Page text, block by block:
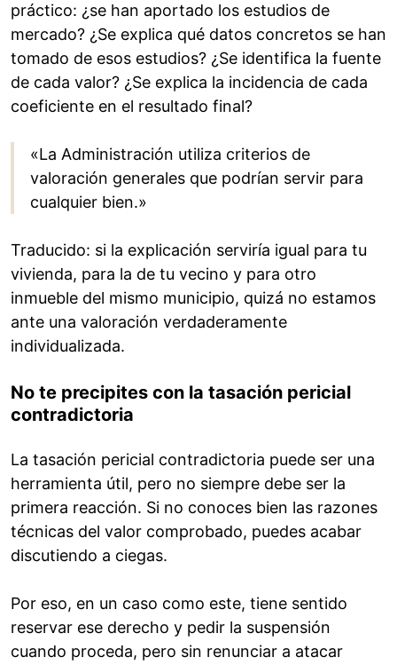
práctico: ¿se han aportado los estudios de
mercado? ¿Se explica qué datos concretos se han
tomado de esos estudios? ¿Se identifica la fuente
de cada valor? ¿Se explica la incidencia de cada
coeficiente en el resultado final?
«La Administración utiliza criterios de
valoración generales que podrían servir para
cualquier bien.»
Traducido: si la explicación serviría igual para tu
vivienda, para la de tu vecino y para otro
inmueble del mismo municipio, quizá no estamos
ante una valoración verdaderamente
individualizada.
No te precipites con la tasación pericial
contradictoria
La tasación pericial contradictoria puede ser una
herramienta útil, pero no siempre debe ser la
primera reacción. Si no conoces bien las razones
técnicas del valor comprobado, puedes acabar
discutiendo a ciegas.
Por eso, en un caso como este, tiene sentido
reservar ese derecho y pedir la suspensión
cuando proceda, pero sin renunciar a atacar